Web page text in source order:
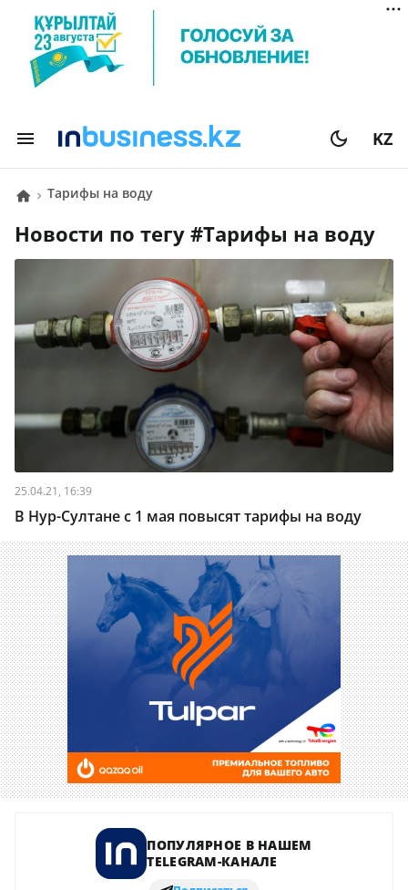
KZ
тарифы на воду
Новости по тегу # тарифы на воду
25.04.21, 16:39
В Нур-Султане с 1 мая повысят тарифы на воду